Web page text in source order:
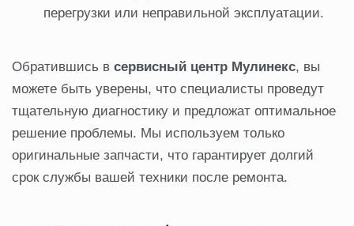
перегрузки или неправильной эксплуатации.
Обратившись в сервисный центр Мулинекс, вы
можете быть уверены, что специалисты проведут
тщательную диагностику и предложат оптимальное
решение проблемы. Мы используем только
оригинальные запчасти, что гарантирует долгий
срок службы вашей техники после ремонта.